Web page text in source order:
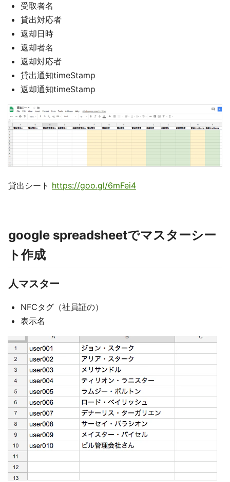
受取者名
貸出対応者
返却日時
返却者名
返却対応者
貸出通知timeStamp
返却通知timeStamp
貸出シート https://goo.gl/6mFei4
google spreadsheetでマスターシー
ト作成
人マスター
NFCタグ（社員証の）
表示名